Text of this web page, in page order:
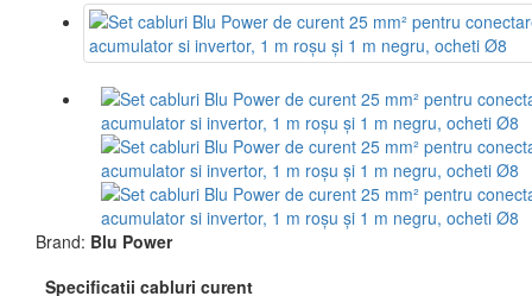
Brand: Blu Power
Specificatii cabluri curent